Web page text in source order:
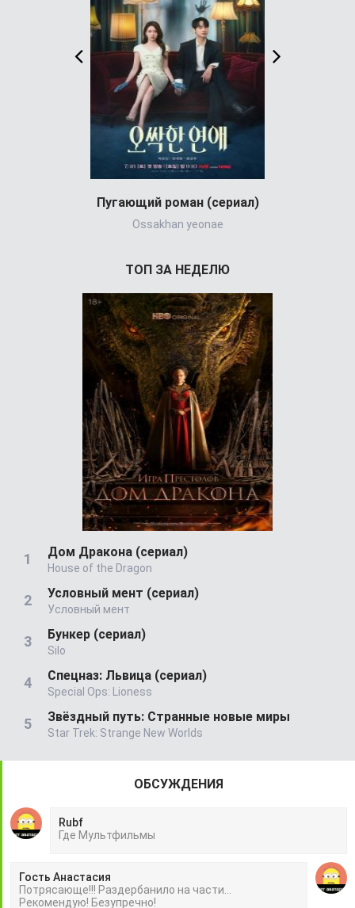
Пугающий роман (сериал)
Ossakhan yeonae
ТОП ЗА НЕДЕЛЮ
Дом Дракона (сериал)
House of the Dragon
Условный мент (сериал)
Условный мент
Бункер (сериал)
Silo
Спецназ: Львица (сериал)
Special Ops: Lioness
Звёздный путь: Странные новые миры
Star Trek: Strange New Worlds
ОБСУЖДЕНИЯ
Rubf
Гдe Mультфильмы
Гость Анастасия
Потрясающе!!! Раздербанило на части...
Рекомендую! Безупречно!